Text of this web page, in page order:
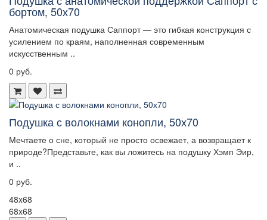
бортом, 50х70
Анатомическая подушка Саппорт — это гибкая конструкция с
усилением по краям, наполненная современным
искусственным ..
0 руб.
Подушка с волокнами конопли, 50х70
Мечтаете о сне, который не просто освежает, а возвращает к
природе?Представьте, как вы ложитесь на подушку Хэмп Эир,
и ..
0 руб.
48x68
68x68